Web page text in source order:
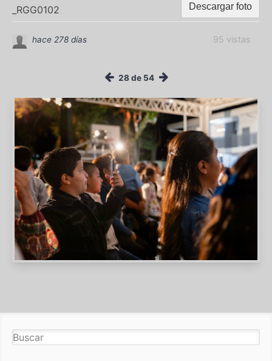
Descargar foto
_RGG0102
95 vistas
hace 278 días
28 de 54